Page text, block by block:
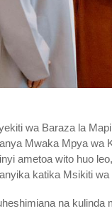
wa Baraza la
Mwaka Mpya wa
ametoa wito huo
katika Msikiti
na kulinda